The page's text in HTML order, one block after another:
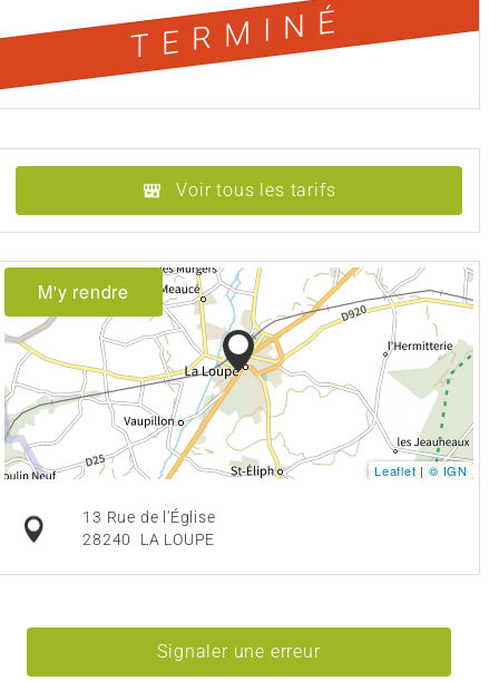
TERMINÉ
Voir tous les tarifs
M'y rendre
Leaflet | © IGN
13 Rue de l'Église
28240
LA LOUPE
Signaler une erreur